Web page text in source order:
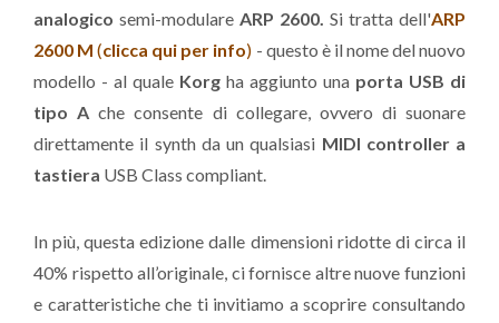
analogico semi-modulare ARP 2600. Si tratta dell'ARP
2600 M(clicca qui per info) - questo è il nome del nuovo
modello - al quale Korg ha aggiunto una porta USB di
tipo A che consente di collegare, ovvero di suonare
direttamente il synth da un qualsiasi MIDI controller a
tastiera USB Class compliant.
In più, questa edizione dalle dimensioni ridotte di circa il
40% rispetto all’originale, ci fornisce altre nuove funzioni
e caratteristiche che ti invitiamo a scoprire consultando